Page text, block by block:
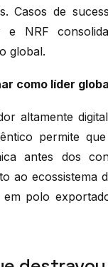
Casos de
e NRF
global.
como líder
altamente
permite
antes dos
ao
polo